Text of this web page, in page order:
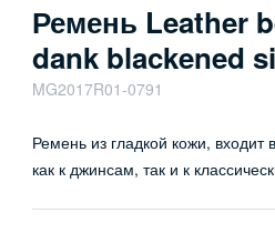
Ремень Leather
dank blackened
MG2017R01-0791
Ремень из гладкой кожи,
как к джинсам, так и к